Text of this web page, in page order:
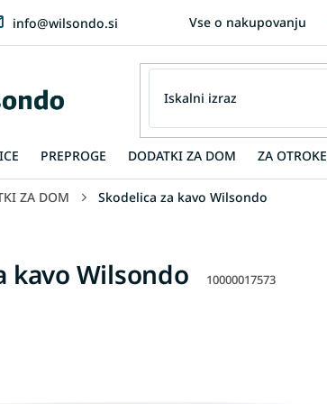
info@wilsondo.si Vse o nakupovanju
PREPROGE DODATKI ZA DOM ZA OTROKE
ZA DOM Skodelica za kavo Wilsondo
kavo Wilsondo 10000017573